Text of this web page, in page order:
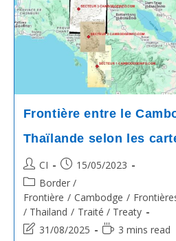
Frontière entre le
Thaïlande selon les
Post
author:
CI
Post
published:
15/05/2023
Post
category:
Border /
Frontière / Cambodge /
/ Thailand / Traité / Treaty
Post31/08/2025
Reading3 mins read